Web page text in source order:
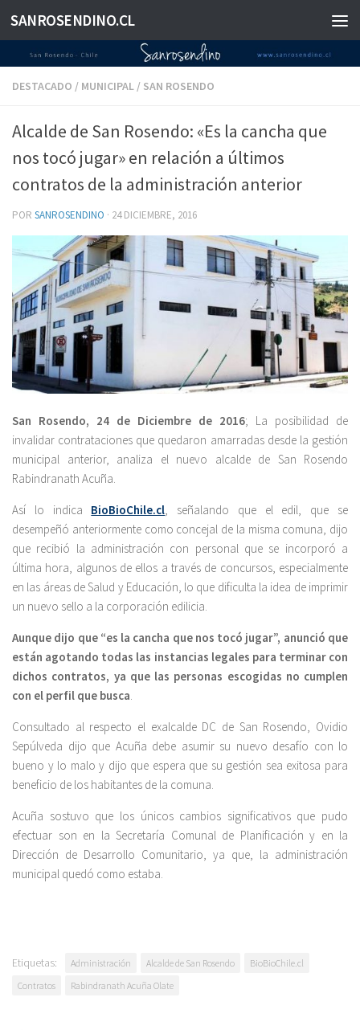
Saltar al contenido
SANROSENDINO.CL
DESTACADO / MUNICIPAL / SAN ROSENDO
Alcalde de San Rosendo: «Es la cancha que
nos tocó jugar» en relación a últimos
contratos de la administración anterior
POR SANROSENDINO · 24 DICIEMBRE, 2016
San Rosendo, 24 de Diciembre de 2016; La posibilidad de
invalidar contrataciones que quedaron amarradas desde la gestión
municipal anterior, analiza el nuevo alcalde de San Rosendo
Rabindranath Acuña.
Así lo indica BioBioChile.cl , señalando que el edil, que se
desempeñó anteriormente como concejal de la misma comuna, dijo
que recibió la administración con personal que se incorporó a
última hora, algunos de ellos a través de concursos, especialmente
en las áreas de Salud y Educación, lo que dificulta la idea de imprimir
un nuevo sello a la corporación edilicia.
Aunque dijo que “es la cancha que nos tocó jugar”, anunció que
están agotando todas las instancias legales para terminar con
dichos contratos, ya que las personas escogidas no cumplen
con el perfil que busca
Consultado al respecto el exalcalde DC de San Rosendo, Ovidio
Sepúlveda dijo que Acuña debe asumir su nuevo desafío con lo
bueno y lo malo y dijo que espera que su gestión sea exitosa para
beneficio de los habitantes de la comuna.
Acuña sostuvo que los únicos cambios significativos que pudo
efectuar son en la Secretaría Comunal de Planificación y en la
Dirección de Desarrollo Comunitario, ya que, la administración
municipal quedó como estaba.
Etiquetas: Administración Alcalde de San Rosendo
BioBioChile.cl
Contratos
Rabindranath Acuña Olate